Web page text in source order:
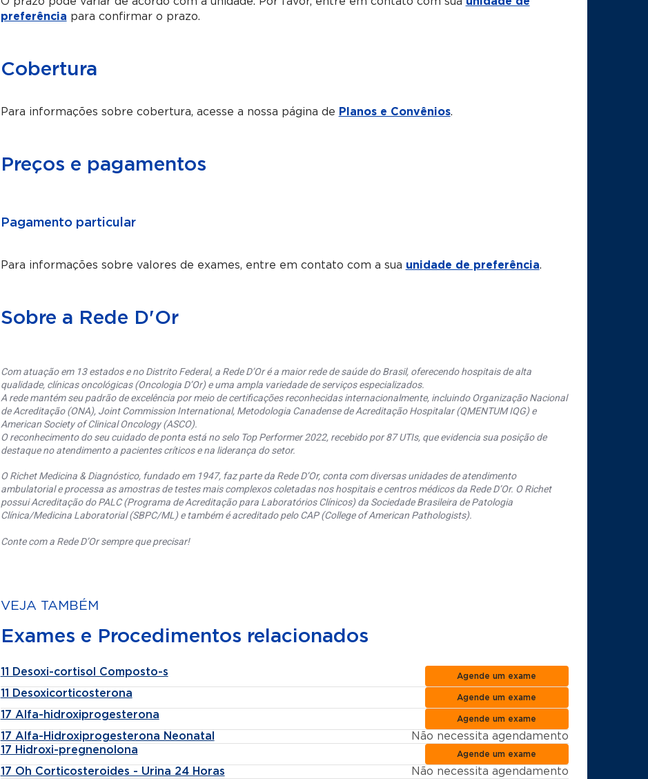
preferência para confirmar o prazo.
Cobertura
Para informações sobre cobertura, acesse a nossa página de Planos e Convênios.
Preços e pagamentos
Pagamento particular
Para informações sobre valores de exames, entre em contato com a sua unidade de preferência.
Sobre a Rede D'Or
Com atuação em 13 estados e no Distrito Federal, a Rede D’Or é a maior rede de saúde do Brasil, oferecendo hospitais de alta
qualidade, clínicas oncológicas (Oncologia D’Or) e uma ampla variedade de serviços especializados.
A rede mantém seu padrão de excelência por meio de certificações reconhecidas internacionalmente, incluindo Organização Nacional
de Acreditação (ONA), Joint Commission International, Metodologia Canadense de Acreditação Hospitalar (QMENTUM IQG) e
American Society of Clinical Oncology (ASCO).
O reconhecimento do seu cuidado de ponta está no selo Top Performer 2022, recebido por 87 UTIs, que evidencia sua posição de
destaque no atendimento a pacientes críticos e na liderança do setor.
O Richet Medicina & Diagnóstico, fundado em 1947, faz parte da Rede D’Or, conta com diversas unidades de atendimento
ambulatorial e processa as amostras de testes mais complexos coletadas nos hospitais e centros médicos da Rede D’Or. O Richet
possui Acreditação do PALC (Programa de Acreditação para Laboratórios Clínicos) da Sociedade Brasileira de Patologia
Clínica/Medicina Laboratorial (SBPC/ML) e também é acreditado pelo CAP (College of American Pathologists).
Conte com a Rede D’Or sempre que precisar!
VEJA TAMBÉM
Exames e Procedimentos relacionados
11 Desoxi-cortisol Composto-s Agende um exame
11 Desoxicorticosterona Agende um exame
17 Alfa-hidroxiprogesterona Agende um exame
17 Alfa-Hidroxiprogesterona Neonatal
Não necessita agendamento
17 Hidroxi-pregnenolona
Agende um exame
17 Oh Corticosteroides - Urina 24 Horas Não necessita agendamento